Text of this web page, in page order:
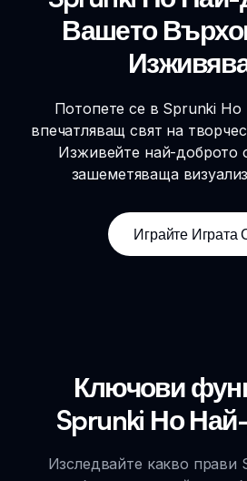
Вашето
Потопете се в Sprunki
впечатляващ свят на
Изживейте най-доброто
зашеметяваща
Играйте Играта
Ключови
Sprunki Но
Изследвайте какво